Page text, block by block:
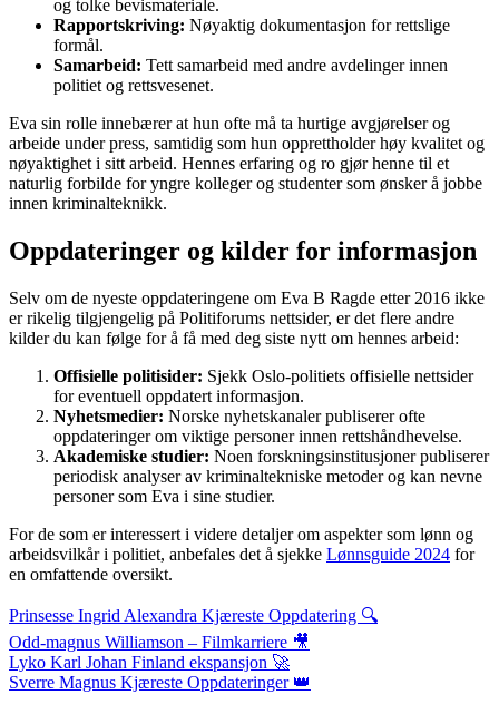
og tolke bevismateriale.
Rapportskriving: Nøyaktig dokumentasjon for rettslige
formål.
Samarbeid: Tett samarbeid med andre avdelinger innen
politiet og rettsvesenet.
Eva sin rolle innebærer at hun ofte må ta hurtige avgjørelser og
arbeide under press, samtidig som hun opprettholder høy kvalitet og
nøyaktighet i sitt arbeid. Hennes erfaring og ro gjør henne til et
naturlig forbilde for yngre kolleger og studenter som ønsker å jobbe
innen kriminalteknikk.
Oppdateringer og kilder for informasjon
Selv om de nyeste oppdateringene om Eva B Ragde etter 2016 ikke
er rikelig tilgjengelig på Politiforums nettsider, er det flere andre
kilder du kan følge for å få med deg siste nytt om hennes arbeid:
Offisielle politisider: Sjekk Oslo-politiets offisielle nettsider
for eventuell oppdatert informasjon.
Nyhetsmedier: Norske nyhetskanaler publiserer ofte
oppdateringer om viktige personer innen rettshåndhevelse.
Akademiske studier: Noen forskningsinstitusjoner publiserer
periodisk analyser av kriminaltekniske metoder og kan nevne
personer som Eva i sine studier.
For de som er interessert i videre detaljer om aspekter som lønn og
arbeidsvilkår i politiet, anbefales det å sjekke Lønnsguide 2024 for
en omfattende oversikt.
Prinsesse Ingrid Alexandra Kjæreste Oppdatering 🔍
Odd-magnus Williamson – Filmkarriere 🎥
Lyko Karl Johan Finland ekspansjon 🚀
Sverre Magnus Kjæreste Oppdateringer 👑